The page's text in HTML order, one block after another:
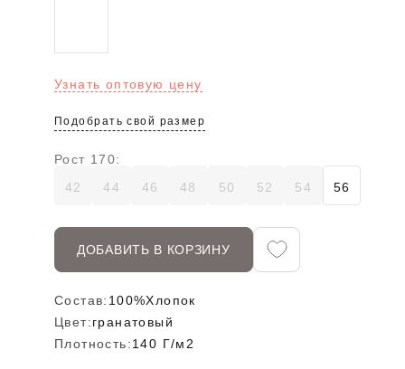
Узнать оптовую цену
Подобрать свой размер
Рост 170:
42
44 46 48 50 52 54 56
ДОБАВИТЬ В КОРЗИНУ
Состав: 100%Хлопок
Цвет:гранатовый
Плотность:140 Г/м2